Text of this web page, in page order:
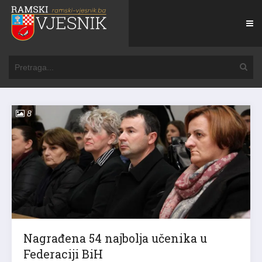
8
Nagrađena 54 najbolja učenika u
Federaciji BiH